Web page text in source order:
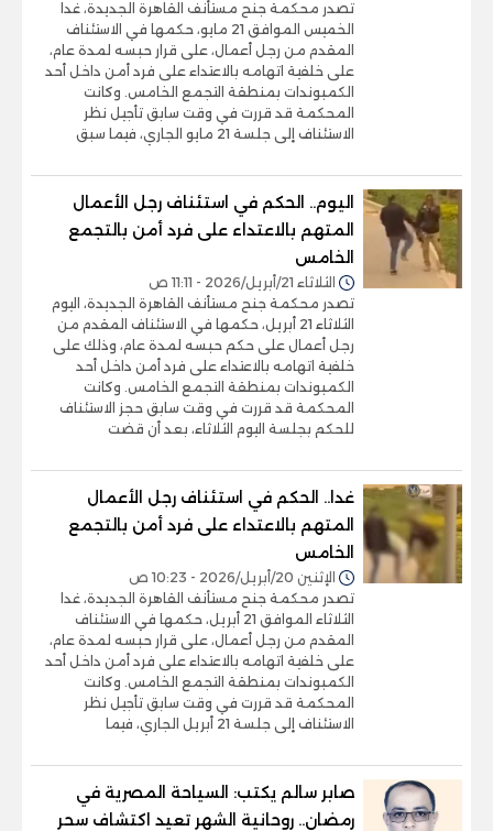
تصدر محكمة جنح مستأنف القاهرة الجديدة، غدا
الخميس الموافق 21 مايو، حكمها في الاستئناف
المقدم من رجل أعمال، على قرار حبسه لمدة عام،
على خلفية اتهامه بالاعتداء على فرد أمن داخل أحد
الكمبوندات بمنطقة التجمع الخامس. وكانت
المحكمة قد قررت في وقت سابق تأجيل نظر
الاستئناف إلى جلسة 21 مايو الجاري، فيما سبق
اليوم.. الحكم في استئناف رجل الأعمال
المتهم بالاعتداء على فرد أمن بالتجمع
الخامس
الثلاثاء 21/أبريل/2026 - 11:11 ص
تصدر محكمة جنح مستأنف القاهرة الجديدة، اليوم
الثلاثاء 21 أبريل، حكمها في الاستئناف المقدم من
رجل أعمال على حكم حبسه لمدة عام، وذلك على
خلفية اتهامه بالاعتداء على فرد أمن داخل أحد
الكمبوندات بمنطقة التجمع الخامس. وكانت
المحكمة قد قررت في وقت سابق حجز الاستئناف
للحكم بجلسة اليوم الثلاثاء، بعد أن قضت
غدا.. الحكم في استئناف رجل الأعمال
المتهم بالاعتداء على فرد أمن بالتجمع
الخامس
الإثنين 20/أبريل/2026 - 10:23 ص
تصدر محكمة جنح مستأنف القاهرة الجديدة، غدا
الثلاثاء الموافق 21 أبريل، حكمها في الاستئناف
المقدم من رجل أعمال، على قرار حبسه لمدة عام،
على خلفية اتهامه بالاعتداء على فرد أمن داخل أحد
الكمبوندات بمنطقة التجمع الخامس. وكانت
المحكمة قد قررت في وقت سابق تأجيل نظر
الاستئناف إلى جلسة 21 أبريل الجاري، فيما
صابر سالم يكتب: السياحة المصرية في
رمضان.. روحانية الشهر تعيد اكتشاف سحر